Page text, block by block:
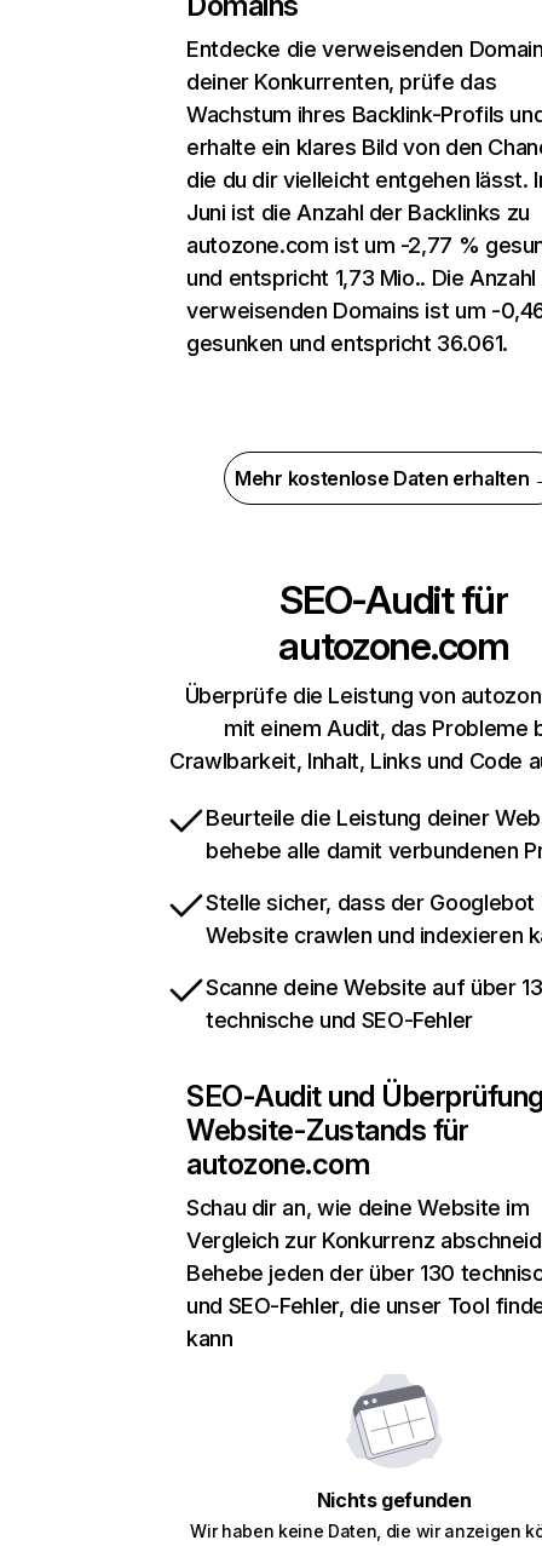
Entdecke die verweisenden
deiner Konkurrenten, prüfe das
Wachstum ihres Backlink-Profils
erhalte ein klares Bild von den
die du dir vielleicht entgehen lässt.
Juni ist die Anzahl der Backlinks zu
autozone.com ist um -2,77 %
und entspricht 1,73 Mio.. Die
verweisenden Domains ist um -
gesunken und entspricht 36.061.
Mehr kostenlose Daten erhalten
SEO-Audit für
autozone.com
Überprüfe die Leistung von
mit einem Audit, das Probleme
Crawlbarkeit, Inhalt, Links und Code
Beurteile die Leistung deiner
behebe alle damit verbundenen
Stelle sicher, dass der Googlebot
Website crawlen und indexieren
Scanne deine Website auf über
technische und SEO-Fehler
SEO-Audit und
Website-Zustands für
autozone.com
Schau dir an, wie deine Website im
Vergleich zur Konkurrenz
Behebe jeden der über 130
und SEO-Fehler, die unser Tool
kann
Nichts gefunden
Wir haben keine Daten, die wir anzeigen